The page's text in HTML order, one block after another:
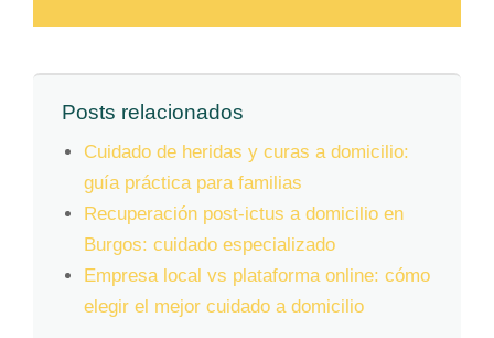
Posts relacionados
Cuidado de heridas y curas a domicilio:
guía práctica para familias
Recuperación post-ictus a domicilio en
Burgos: cuidado especializado
Empresa local vs plataforma online: cómo
elegir el mejor cuidado a domicilio